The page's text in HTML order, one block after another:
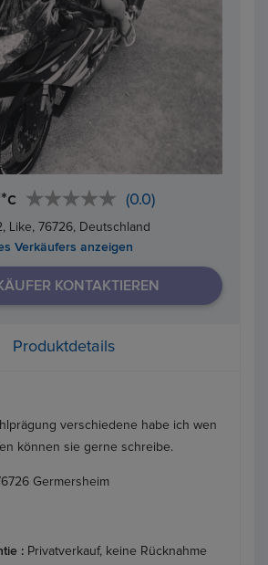
(0.0)
Like, 76726, Deutschland
Verkäufers anzeigen
KONTAKTIEREN
Produktdetails
verschiedene habe ich wen
können sie gerne schreibe.
Germersheim
: Privatverkauf, keine Rücknahme